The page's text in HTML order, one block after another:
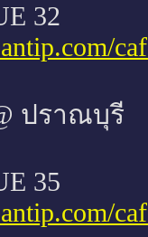
32
ปราณบุรี
35